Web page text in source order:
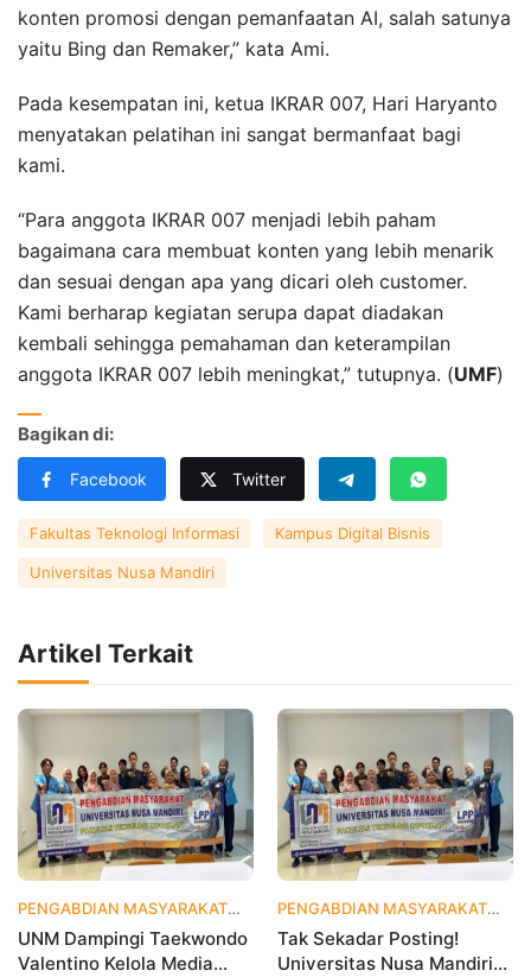
konten promosi dengan pemanfaatan AI, salah satunya
yaitu Bing dan Remaker,” kata Ami.
Pada kesempatan ini, ketua IKRAR 007, Hari Haryanto
menyatakan pelatihan ini sangat bermanfaat bagi
kami.
“Para anggota IKRAR 007 menjadi lebih paham
bagaimana cara membuat konten yang lebih menarik
dan sesuai dengan apa yang dicari oleh customer.
Kami berharap kegiatan serupa dapat diadakan
kembali sehingga pemahaman dan keterampilan
anggota IKRAR 007 lebih meningkat,” tutupnya. (UMF)
Bagikan di:
Facebook Twitter
Fakultas Teknologi Informasi Kampus Digital Bisnis
Universitas Nusa Mandiri
Artikel Terkait
PENGABDIAN MASYARAKAT 5 hari yang lalu
UNM Dampingi Taekwondo
Valentino Kelola Media
PENGABDIAN MASYARAKAT
Tak Sekadar Posting!
Universitas Nusa Mandiri